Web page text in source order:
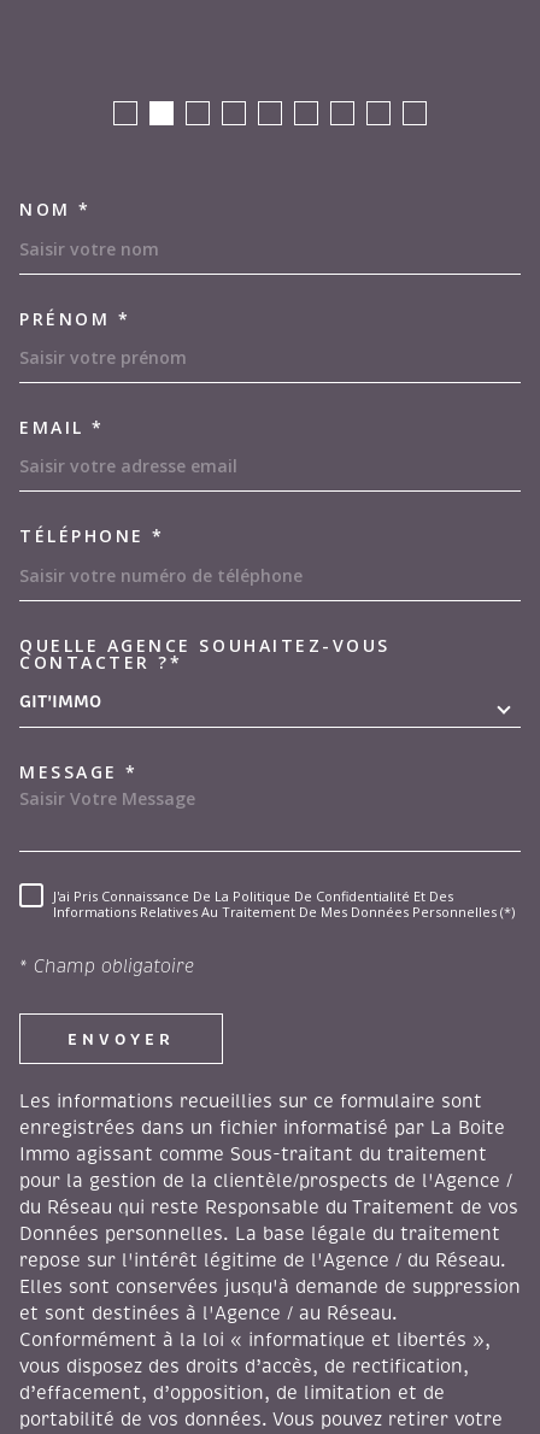
NOM *
PRÉNOM *
EMAIL *
TÉLÉPHONE *
QUELLE AGENCE SOUHAITEZ-VOUS
CONTACTER ?*
GIT'IMMO
MESSAGE *
RÈGLEMENTATION
J'ai Pris Connaissance De La Politique De Confidentialité Et Des
Informations Relatives Au Traitement De Mes Données Personnelles (*)
* Champ obligatoire
ENVOYER
Les informations recueillies sur ce formulaire sont
enregistrées dans un fichier informatisé par La Boite
Immo agissant comme Sous-traitant du traitement
pour la gestion de la clientèle/prospects de l'Agence /
du Réseau qui reste Responsable du Traitement de vos
Données personnelles. La base légale du traitement
repose sur l'intérêt légitime de l'Agence / du Réseau.
Elles sont conservées jusqu'à demande de suppression
et sont destinées à l'Agence / au Réseau.
Conformément à la loi « informatique et libertés »,
vous disposez des droits d’accès, de rectification,
d’effacement, d’opposition, de limitation et de
portabilité de vos données. Vous pouvez retirer votre